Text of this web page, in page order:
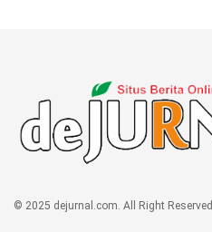
© 2025 dejurnal.com. All Right Reserved